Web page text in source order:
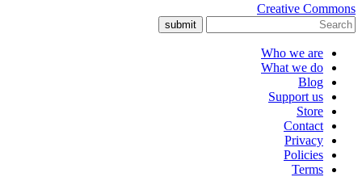
Creative Commons
submit
Who we are
What we do
Blog
Support us
Store
Contact
Privacy
Policies
Terms